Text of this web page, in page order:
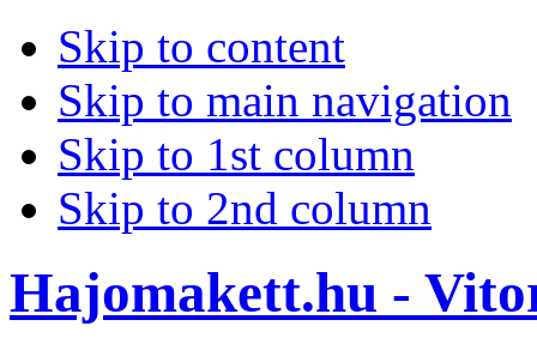
Skip to content
Skip to main navigation
Skip to 1st column
Skip to 2nd column
Hajomakett.hu -